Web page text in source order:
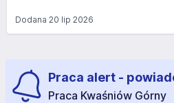
Dodana 20 lip 2026
Praca alert -
Praca Kwaśniów Górny